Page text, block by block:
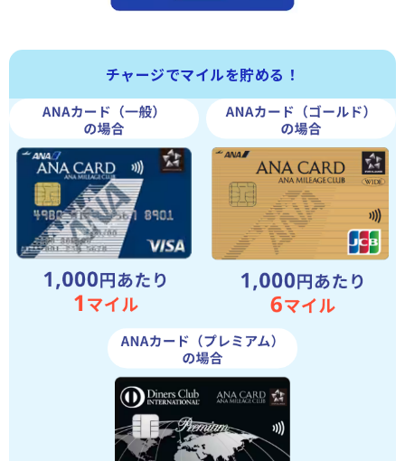
チャージでマイルを貯める！